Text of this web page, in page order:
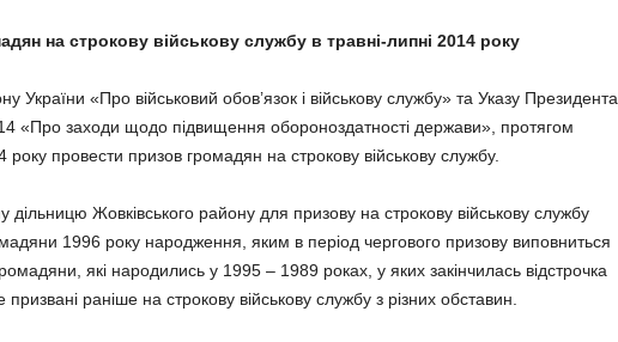
на строкову військову службу в травні-липні 2014 року
України «Про військовий обов’язок і військову службу» та Указу Президента
«Про заходи щодо підвищення обороноздатності держави», протягом
провести призов громадян на строкову військову службу.
дільницю Жовківського району для призову на строкову військову службу
1996 року народження, яким в період чергового призову виповниться
які народились у 1995 – 1989 роках, у яких закінчилась відстрочка
призвані раніше на строкову військову службу з різних обставин.